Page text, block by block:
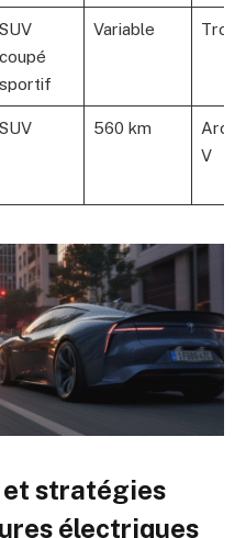
SUV
coupé
sportif
Variable Trois
SUV 560 km
V
stratégies
électriques